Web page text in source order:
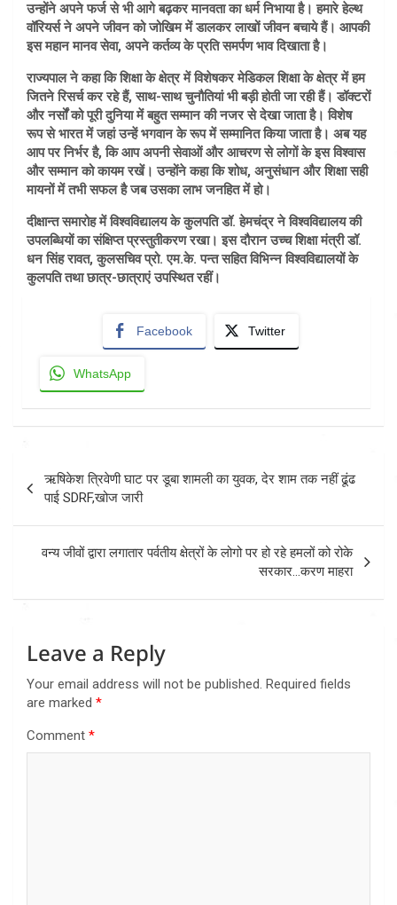
उन्होंने अपने फर्ज से भी आगे बढ़कर मानवता का धर्म निभाया है। हमारे हेल्थ
वॉरियर्स ने अपने जीवन को जोखिम में डालकर लाखों जीवन बचाये हैं। आपकी
इस महान मानव सेवा, अपने कर्तव्य के प्रति समर्पण भाव दिखाता है।
राज्यपाल ने कहा कि शिक्षा के क्षेत्र में विशेषकर मेडिकल शिक्षा के क्षेत्र में हम
जितने रिसर्च कर रहे हैं, साथ-साथ चुनौतियां भी बड़ी होती जा रही हैं। डॉक्टरों
और नर्सों को पूरी दुनिया में बहुत सम्मान की नजर से देखा जाता है। विशेष
रूप से भारत में जहां उन्हें भगवान के रूप में सम्मानित किया जाता है। अब यह
आप पर निर्भर है, कि आप अपनी सेवाओं और आचरण से लोगों के इस विश्वास
और सम्मान को कायम रखें। उन्होंने कहा कि शोध, अनुसंधान और शिक्षा सही
मायनों में तभी सफल है जब उसका लाभ जनहित में हो।
दीक्षान्त समारोह में विश्वविद्यालय के कुलपति डॉ. हेमचंद्र ने विश्वविद्यालय की
उपलब्धियों का संक्षिप्त प्रस्तुतीकरण रखा। इस दौरान उच्च शिक्षा मंत्री डॉ.
धन सिंह रावत, कुलसचिव प्रो. एम.के. पन्त सहित विभिन्न विश्वविद्यालयों के
कुलपति तथा छात्र-छात्राएं उपस्थित रहीं।
Facebook Twitter
WhatsApp
Post
navigation
ऋषिकेश त्रिवेणी घाट पर डूबा शामली का युवक, देर शाम तक नहीं ढूंढ
पाई SDRF,खोज जारी
वन्य जीवों द्वारा लगातार पर्वतीय क्षेत्रों के लोगो पर हो रहे हमलों को रोके
सरकार…करण माहरा
Leave a Reply
Your email address will not be published. Required fields
are marked *
Comment *